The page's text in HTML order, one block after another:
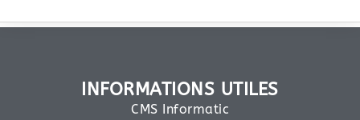
INFORMATIONS UTILES
CMS Informatic